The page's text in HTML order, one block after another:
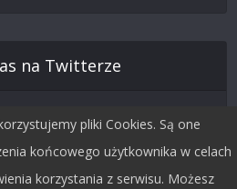
na Twitterze
pliki Cookies. Są one
końcowego użytkownika w celach
korzystania z serwisu. Możesz